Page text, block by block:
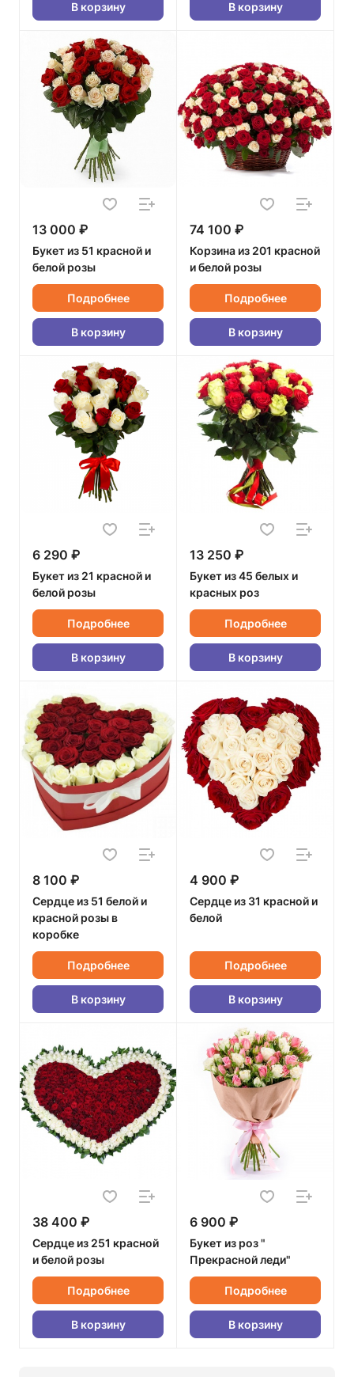
В корзину В корзину
13 000 ₽
Букет из 51 красной и
белой розы
Подробнее
В корзину
74 100 ₽
Корзина из 201 красной
и белой розы
Подробнее
В корзину
6 290 ₽
Букет из 21 красной и
белой розы
Подробнее
В корзину
13 250 ₽
Букет из 45 белых и
красных роз
Подробнее
В корзину
8 100 ₽
Сердце из 51 белой и
красной розы в
коробке
Подробнее
В корзину
4 900 ₽
Сердце из 31 красной и
белой
Подробнее
В корзину
38 400 ₽
Сердце из 251 красной
и белой розы
Подробнее
В корзину
6 900 ₽
Букет из роз "
Прекрасной леди"
Подробнее
В корзину